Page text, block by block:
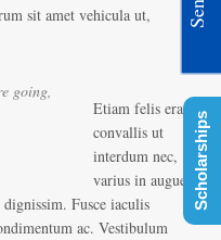
sit amet vehicula ut,
going,
Etiam felis erat,
convallis ut
interdum nec,
varius in augue.
Fusce iaculis
ac. Vestibulum
Scholarships